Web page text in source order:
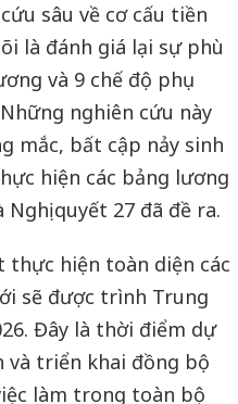
sâu về cơ cấu tiền
là đánh giá lại sự phù
và 9 chế độ phụ
nghiên cứu này
mắc, bất cập nảy sinh
hiện các bảng lương
quyết 27 đã đề ra.
thực hiện toàn diện các
sẽ được trình Trung
Đây là thời điểm dự
và triển khai đồng bộ
làm trong toàn bộ